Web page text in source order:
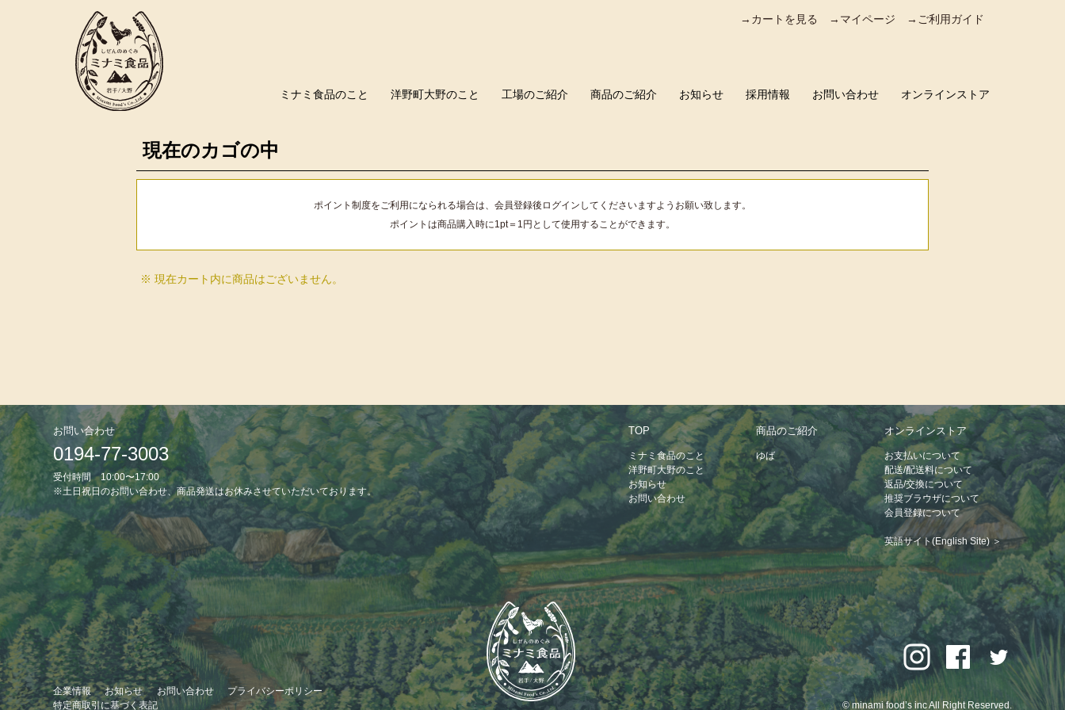
ミナミ食品のこと 洋野町大野のこと 工場のご紹介 商品のご紹介 お知らせ 採用情報 お問い合わせ オンラインストア
→カートを見る →マイページ →ご利用ガイド
現在のカゴの中
ポイント制度をご利用になられる場合は、会員登録後ログインしてくださいますようお願い致します。
ポイントは商品購入時に1pt＝1円 として使用することができます。
※ 現在カート内に商品はございません。
お問い合わせ
0194-77-3003
受付時間 10:00〜17:00
※土日祝日のお問い合わせ、商品発送はお休みさせていただいております。
TOP
ミナミ食品のこと
洋野町大野のこと
お知らせ
お問い合わせ
商品のご紹介
ゆば
オンラインストア
お支払いについて
配送/配送料について
返品/交換について
推奨ブラウザについて
会員登録について
英語サイト(English Site) ＞
企業情報 お知らせ お問い合わせ
プライバシーポリシー
特定商取引に基づく表記
© minami food’s inc All Right Reserved.